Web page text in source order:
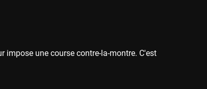
impose une course contre-la-montre. C'est